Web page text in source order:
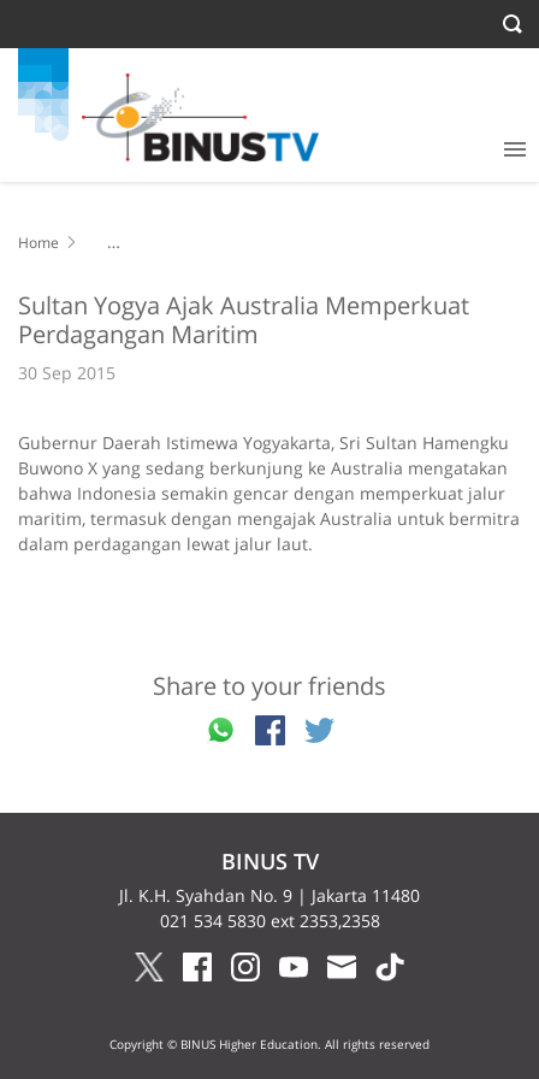
Home
Sultan Yogya Ajak Australia Memperkuat
Perdagangan Maritim
30 Sep 2015
Gubernur Daerah Istimewa Yogyakarta, Sri Sultan Hamengku
Buwono X yang sedang berkunjung ke Australia mengatakan
bahwa Indonesia semakin gencar dengan memperkuat jalur
maritim, termasuk dengan mengajak Australia untuk bermitra
dalam perdagangan lewat jalur laut.
Share to your friends
BINUS TV
Jl. K.H. Syahdan No. 9 | Jakarta 11480
021 534 5830 ext 2353,2358
Copyright © BINUS Higher Education. All rights reserved